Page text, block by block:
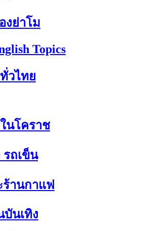
งย่าโม
Topics
วไทย
นโคราช
รถเข็น
านกาแฟ
นเทิง